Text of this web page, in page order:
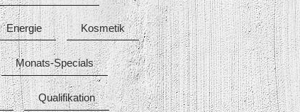
Energie Kosmetik
Monats-Specials
Qualifikation